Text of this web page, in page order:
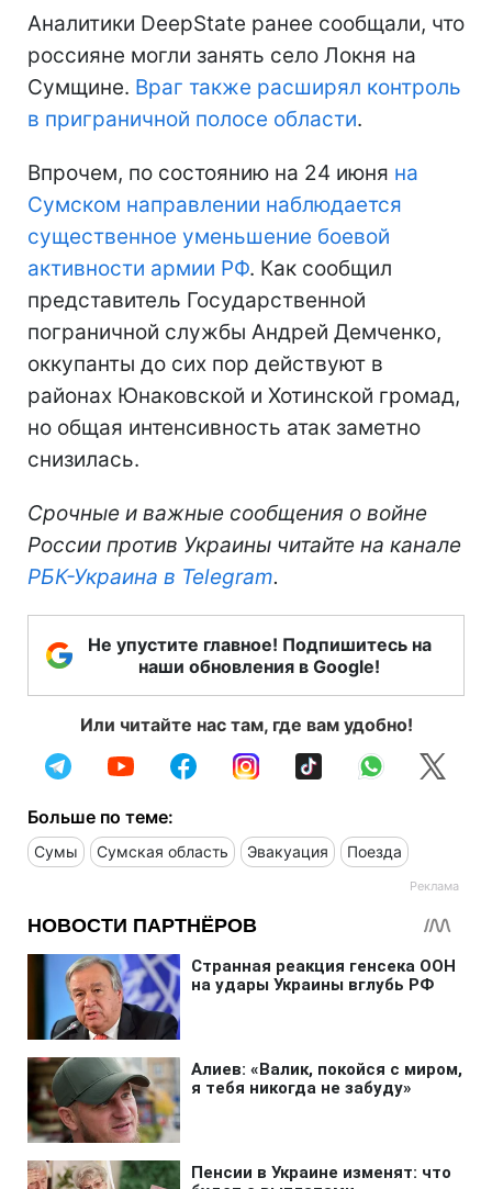
Аналитики DeepState ранее сообщали, что
россияне могли занять село Локня на
Сумщине. Враг также расширял контроль
в приграничной полосе области.
Впрочем, по состоянию на 24 июня на
Сумском направлении наблюдается
существенное уменьшение боевой
активности армии РФ. Как сообщил
представитель Государственной
пограничной службы Андрей Демченко,
оккупанты до сих пор действуют в
районах Юнаковской и Хотинской громад,
но общая интенсивность атак заметно
снизилась.
Срочные и важные сообщения о войне
России против Украины читайте на канале
РБК-Украина в Telegram.
Не упустите главное! Подпишитесь на
наши обновления в Google!
Или читайте нас там, где вам удобно!
Больше по теме:
Сумы Сумская область Эвакуация Поезда